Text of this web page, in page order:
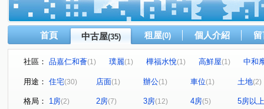
首頁 中古屋(35) 租屋(0) 個人介紹
社區： 品嘉仁和薈(1) 璞麗(1) 樺福水悅(1) 高鮮屋(1)
中和
冠德住易
玄泰PTW(日光區) 十方山水
捷運新
遠雄左岸-錦繡園(1) 海悅假期(1) 金融天下(1) 元氣大鎮
用途： 住宅(30) 店面(1) 辦公(1) 車位(1) 土地(2)
格局： 1房(2) 2房(7) 3房(12) 4房(5) 5房以上